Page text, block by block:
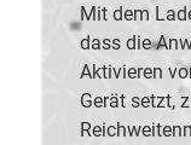
Mit dem
dass die
Aktivieren
Gerät setzt,